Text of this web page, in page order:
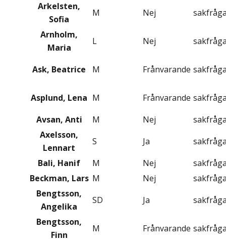
Arkelsten,
Sofia
M Nej
Arnholm,
Maria
L Nej
Ask, Beatrice M Frånvarande
Asplund, Lena M Frånvarande
Avsan, Anti
M Nej
Axelsson,
Lennart
S Ja
Bali, Hanif
M Nej
Beckman, Lars M Nej
Bengtsson,
Angelika
SD Ja
Bengtsson,
Finn
M Frånvarande